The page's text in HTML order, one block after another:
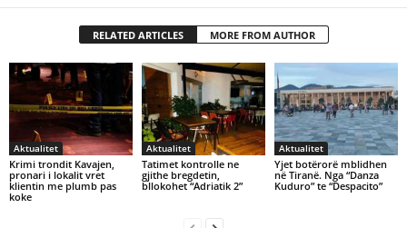
RELATED ARTICLES MORE FROM AUTHOR
Aktualitet
Krimi trondit Kavajen,
pronari i lokalit vret
klientin me plumb pas
koke
Aktualitet
Tatimet kontrolle ne
gjithe bregdetin,
bllokohet “Adriatik 2”
Aktualitet
Yjet botërorë mblidhen
në Tiranë. Nga “Danza
Kuduro” te “Despacito”